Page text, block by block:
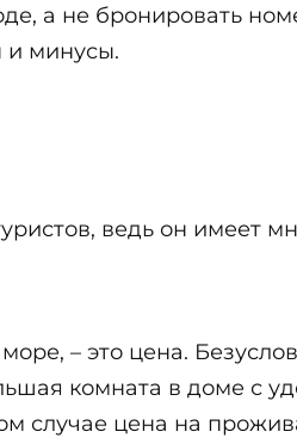
а не бронировать
и минусы.
ведь он имеет
– это цена.
комната в доме с
случае цена на